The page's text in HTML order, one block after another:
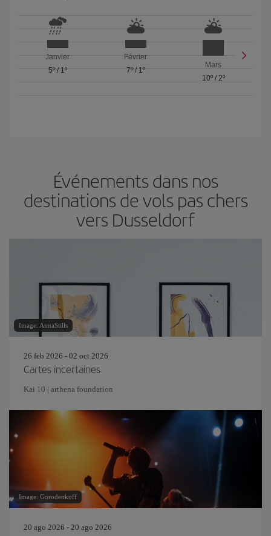
Janvier
5º/ 1º
Février
7º/ 1º
Mars
10º/ 2º
Événements dans nos
destinations de vols pas chers
vers Dusseldorf
Image: AnnaStills
26 feb 2026 - 02 oct 2026
Cartes incertaines
Kai 10 | arthena foundation
Image: Gorodenkoff
20 ago 2026 - 20 ago 2026